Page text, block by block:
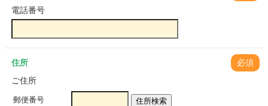
電話番号
住所
必須
ご住所
郵便番号 住所検索